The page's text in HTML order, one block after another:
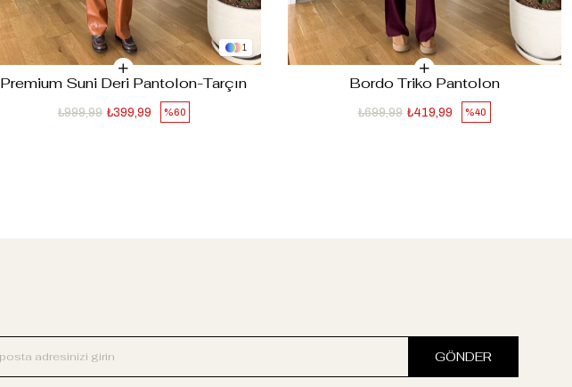
1
Premium Suni Deri Pantolon-Tarçın
%60
₺399,99
₺999,99
Bordo Triko Pantolon
%40
₺419,99
₺699,99
GÖNDER